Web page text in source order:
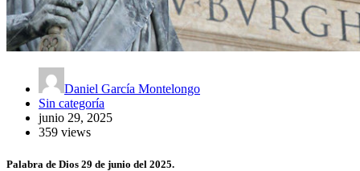
Daniel García Montelongo
Sin categoría
junio 29, 2025
359 views
Palabra de Dios 29 de junio del 2025.